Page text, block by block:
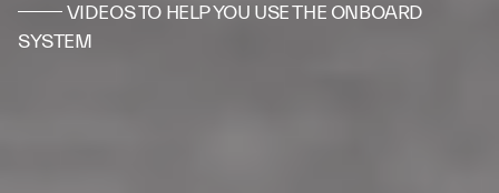
VIDEOS TO HELP YOU USE THE ONBOARD
SYSTEM